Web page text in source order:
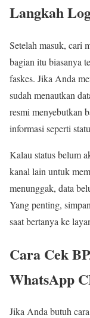
Langkah
Setelah masuk, cari
bagian itu biasanya
faskes. Jika Anda
sudah menautkan
resmi menyebutkan
informasi seperti
Kalau status belum
kanal lain untuk
menunggak, data
Yang penting,
saat bertanya ke
Cara Cek
WhatsApp
Jika Anda butuh